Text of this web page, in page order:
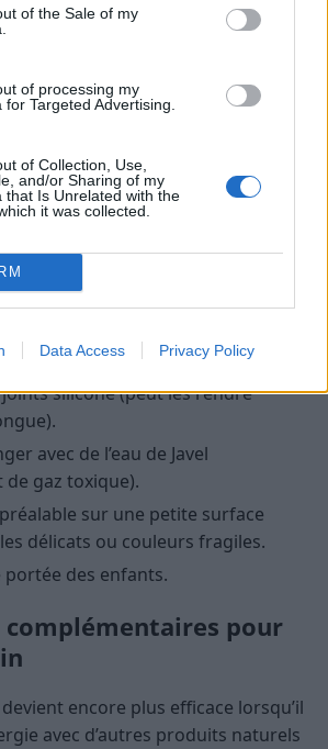
of the Sale of my
of processing my
Targeted Advertising.
of Collection, Use,
and/or Sharing of my
that Is Unrelated with the
it was collected.
Data Access Privacy Policy
pas à consulter notre article
économiques toute l’année
est un produit sûr, il existe
d’usage :
sur le marbre, la pierre naturelle,
silicone (peut les rendre
avec de l’eau de Javel
de gaz toxique).
sur une petite surface
délicats ou couleurs fragiles.
portée des enfants.
complémentaires pour
encore plus efficace lorsqu’il
avec d’autres produits naturels